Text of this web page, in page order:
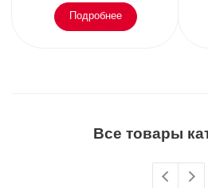
Подробнее
Все товары